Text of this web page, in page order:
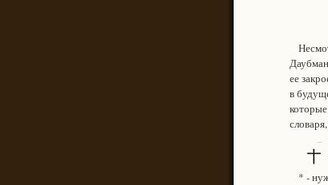
ее
в
* -